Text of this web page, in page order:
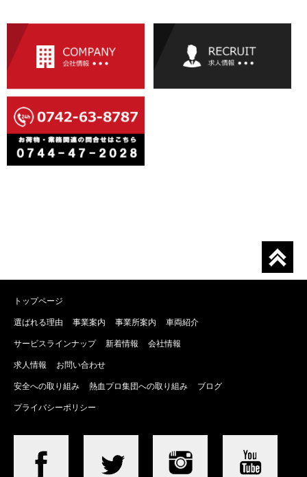
トップページ
選ばれる理由 事業案内 事業所案内 車両紹介
サービスラインナップ 新着情報 会社情報
求人情報 お問い合わせ
安全への取り組み 熱血プロ集団への取り組み ブログ
プライバシーポリシー